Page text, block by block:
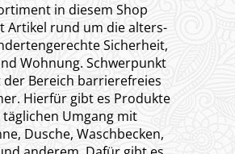
in diesem Shop
Artikel rund um die alters-
Sicherheit,
Wohnung. Schwerpunkt
der Bereich barrierefreies
Hierfür gibt es Produkte
Umgang mit
Dusche, Waschbecken,